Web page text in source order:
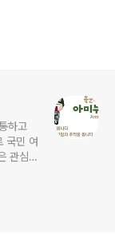
하고
국민 여
관심과